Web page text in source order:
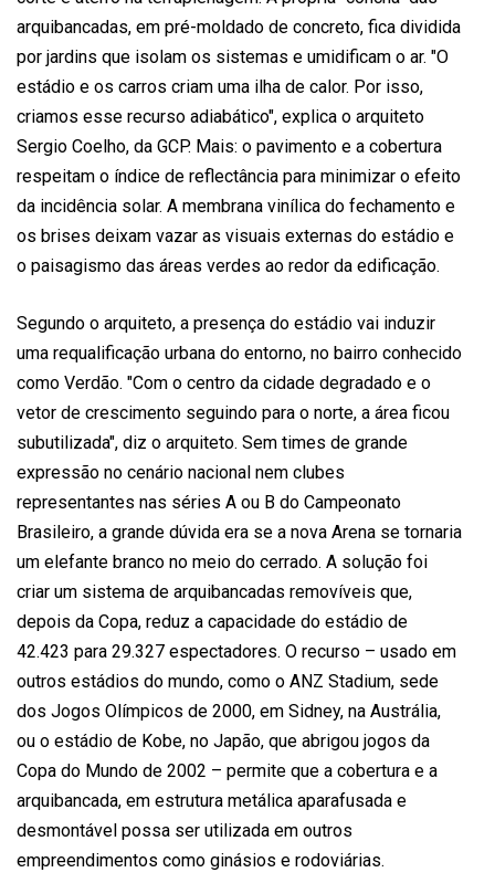
arquibancadas, em pré-moldado de concreto, fica dividida
por jardins que isolam os sistemas e umidificam o ar. "O
estádio e os carros criam uma ilha de calor. Por isso,
criamos esse recurso adiabático", explica o arquiteto
Sergio Coelho, da GCP. Mais: o pavimento e a cobertura
respeitam o índice de reflectância para minimizar o efeito
da incidência solar. A membrana vinílica do fechamento e
os brises deixam vazar as visuais externas do estádio e
o paisagismo das áreas verdes ao redor da edificação.
Segundo o arquiteto, a presença do estádio vai induzir
uma requalificação urbana do entorno, no bairro conhecido
como Verdão. "Com o centro da cidade degradado e o
vetor de crescimento seguindo para o norte, a área ficou
subutilizada", diz o arquiteto. Sem times de grande
expressão no cenário nacional nem clubes
representantes nas séries A ou B do Campeonato
Brasileiro, a grande dúvida era se a nova Arena se tornaria
um elefante branco no meio do cerrado. A solução foi
criar um sistema de arquibancadas removíveis que,
depois da Copa, reduz a capacidade do estádio de
42.423 para 29.327 espectadores. O recurso – usado em
outros estádios do mundo, como o ANZ Stadium, sede
dos Jogos Olímpicos de 2000, em Sidney, na Austrália,
ou o estádio de Kobe, no Japão, que abrigou jogos da
Copa do Mundo de 2002 – permite que a cobertura e a
arquibancada, em estrutura metálica aparafusada e
desmontável possa ser utilizada em outros
empreendimentos como ginásios e rodoviárias.